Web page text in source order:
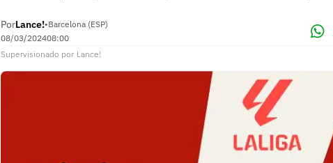
PorLance!•Barcelona (ESP)
08/03/202408:00
Supervisionado por Lance!